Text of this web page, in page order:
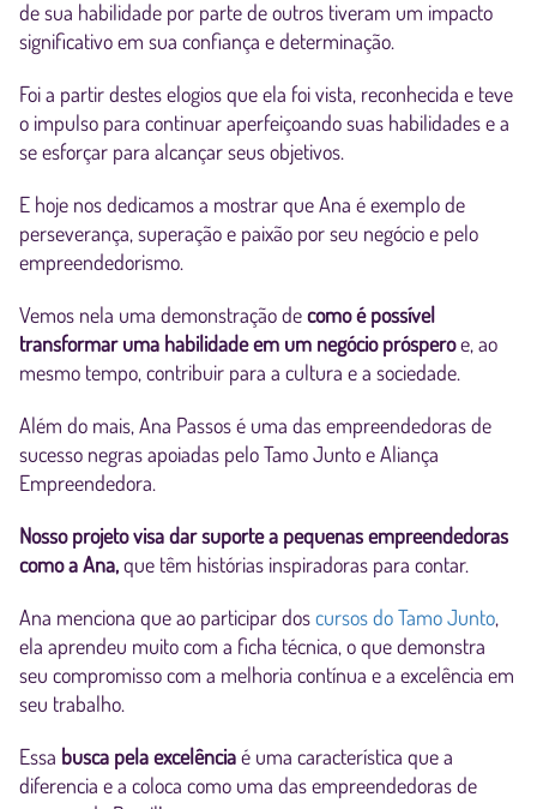
de sua habilidade por parte de outros tiveram um impacto
significativo em sua confiança e determinação.
Foi a partir destes elogios que ela foi vista, reconhecida e teve
o impulso para continuar aperfeiçoando suas habilidades e a
se esforçar para alcançar seus objetivos.
E hoje nos dedicamos a mostrar que Ana é exemplo de
perseverança, superação e paixão por seu negócio e pelo
empreendedorismo.
Vemos nela uma demonstração decomo é possível
transformar uma habilidade em um negócio prósperoe, ao
mesmo tempo, contribuir para a cultura e a sociedade.
Além do mais, Ana Passos é uma das empreendedoras de
sucesso negras apoiadas pelo Tamo Junto e Aliança
Empreendedora.
Nosso projeto visa dar suporte a pequenas empreendedoras
como a Ana,que têm histórias inspiradoras para contar.
Ana menciona que ao participar doscursos do Tamo Junto,
ela aprendeu muito com a ficha técnica, o que demonstra
seu compromisso com a melhoria contínua e a excelência em
seu trabalho.
Essa busca pela excelênciaé uma característica que a
diferencia e a coloca como uma das empreendedoras de